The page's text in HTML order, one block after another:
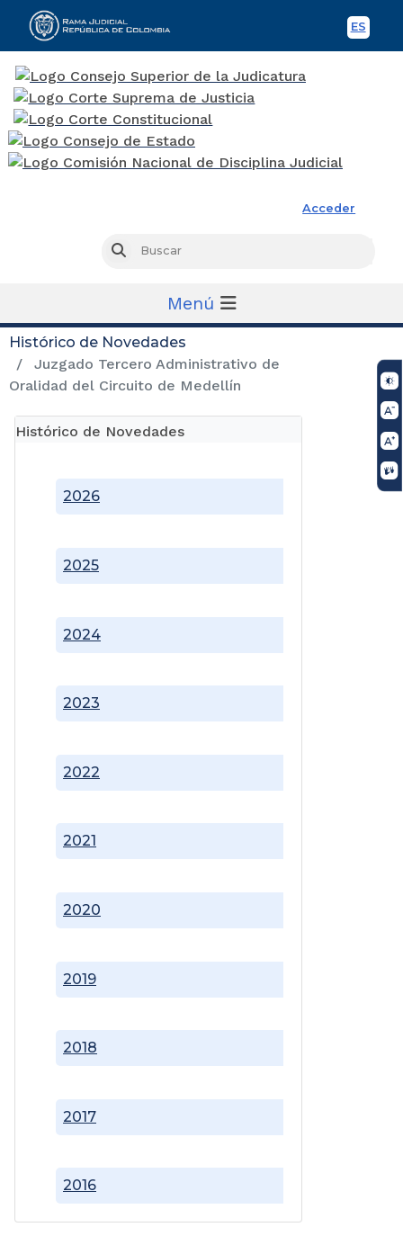
ES
Acceder
Buscar
Menú
Histórico de Novedades
Juzgado Tercero Administrativo de
Oralidad del Circuito de Medellín
Histórico de Novedades
2016
2017
2018
2019
2020
2021
2022
2023
2024
2025
2026